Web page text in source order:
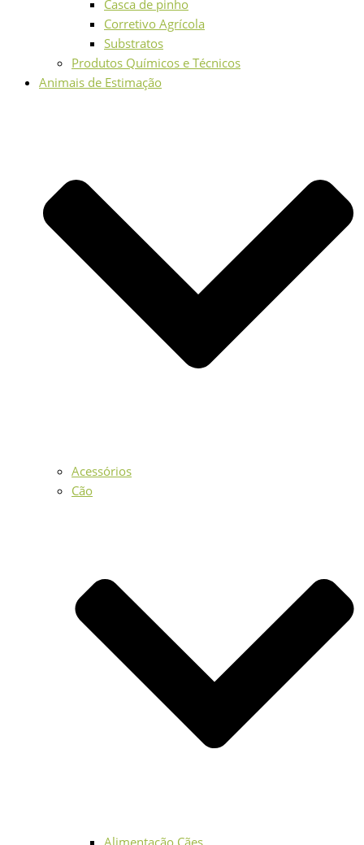
Casca de pinho
Corretivo Agrícola
Substratos
Produtos Químicos e Técnicos
Animais de Estimação
Acessórios
Cão